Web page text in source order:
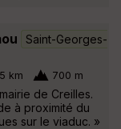
Saint-Georges-
km 700 m
de Creilles.
à proximité du
sur le viaduc. »